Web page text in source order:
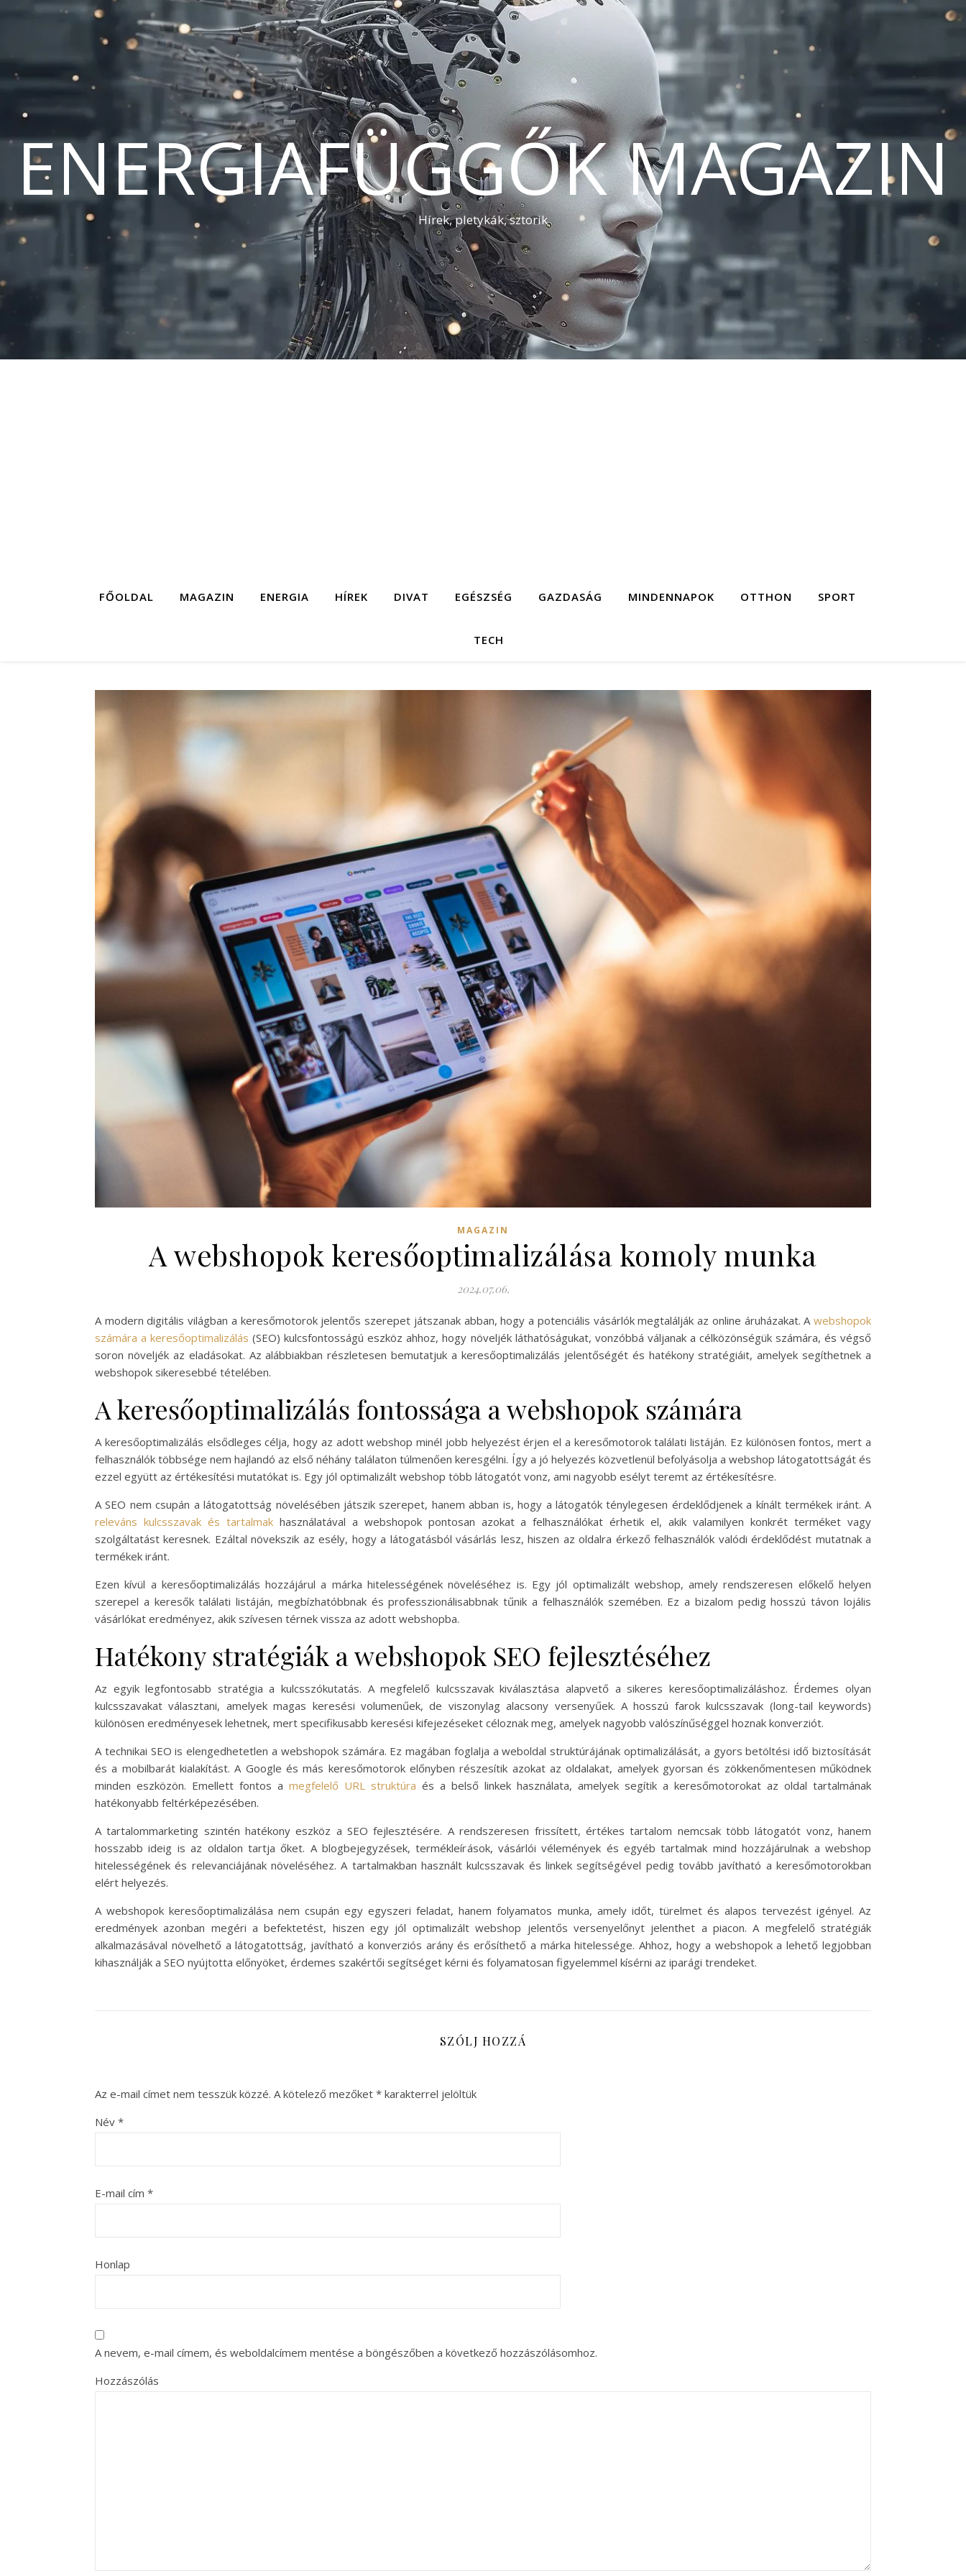
ENERGIAFÜGGŐK MAGAZIN
Hírek, pletykák, sztorik
FŐOLDAL MAGAZIN ENERGIA HÍREK DIVAT EGÉSZSÉG GAZDASÁG MINDENNAPOK OTTHON SPORT
TECH
MAGAZIN
A webshopok keresőoptimalizálása komoly munka
2024.07.06.
A modern digitális világban a keresőmotorok jelentős szerepet játszanak abban, hogy a potenciális vásárlók megtalálják az online áruházakat. A webshopok
számára a keresőoptimalizálás (SEO) kulcsfontosságú eszköz ahhoz, hogy növeljék láthatóságukat, vonzóbbá váljanak a célközönségük számára, és végső
soron növeljék az eladásokat. Az alábbiakban részletesen bemutatjuk a keresőoptimalizálás jelentőségét és hatékony stratégiáit, amelyek segíthetnek a
webshopok sikeresebbé tételében.
A keresőoptimalizálás fontossága a webshopok számára
A keresőoptimalizálás elsődleges célja, hogy az adott webshop minél jobb helyezést érjen el a keresőmotorok találati listáján. Ez különösen fontos, mert a
felhasználók többsége nem hajlandó az első néhány találaton túlmenően keresgélni. Így a jó helyezés közvetlenül befolyásolja a webshop látogatottságát és
ezzel együtt az értékesítési mutatókat is. Egy jól optimalizált webshop több látogatót vonz, ami nagyobb esélyt teremt az értékesítésre.
A SEO nem csupán a látogatottság növelésében játszik szerepet, hanem abban is, hogy a látogatók ténylegesen érdeklődjenek a kínált termékek iránt. A
releváns kulcsszavak és tartalmakhasználatával a webshopok pontosan azokat a felhasználókat érhetik el, akik valamilyen konkrét terméket vagy
szolgáltatást keresnek. Ezáltal növekszik az esély, hogy a látogatásból vásárlás lesz, hiszen az oldalra érkező felhasználók valódi érdeklődést mutatnak a
termékek iránt.
Ezen kívül a keresőoptimalizálás hozzájárul a márka hitelességének növeléséhez is. Egy jól optimalizált webshop, amely rendszeresen előkelő helyen
szerepel a keresők találati listáján, megbízhatóbbnak és professzionálisabbnak tűnik a felhasználók szemében. Ez a bizalom pedig hosszú távon lojális
vásárlókat eredményez, akik szívesen térnek vissza az adott webshopba.
Hatékony stratégiák a webshopok SEO fejlesztéséhez
Az egyik legfontosabb stratégia a kulcsszókutatás. A megfelelő kulcsszavak kiválasztása alapvető a sikeres keresőoptimalizáláshoz. Érdemes olyan
kulcsszavakat választani, amelyek magas keresési volumenűek, de viszonylag alacsony versenyűek. A hosszú farok kulcsszavak (long-tail keywords)
különösen eredményesek lehetnek, mert specifikusabb keresési kifejezéseket céloznak meg, amelyek nagyobb valószínűséggel hoznak konverziót.
A technikai SEO is elengedhetetlen a webshopok számára. Ez magában foglalja a weboldal struktúrájának optimalizálását, a gyors betöltési idő biztosítását
és a mobilbarát kialakítást. A Google és más keresőmotorok előnyben részesítik azokat az oldalakat, amelyek gyorsan és zökkenőmentesen működnek
minden eszközön. Emellett fontos a megfelelő URL struktúra és a belső linkek használata, amelyek segítik a keresőmotorokat az oldal tartalmának
hatékonyabb feltérképezésében.
A tartalommarketing szintén hatékony eszköz a SEO fejlesztésére. A rendszeresen frissített, értékes tartalom nemcsak több látogatót vonz, hanem
hosszabb ideig is az oldalon tartja őket. A blogbejegyzések, termékleírások, vásárlói vélemények és egyéb tartalmak mind hozzájárulnak a webshop
hitelességének és relevanciájának növeléséhez. A tartalmakban használt kulcsszavak és linkek segítségével pedig tovább javítható a keresőmotorokban
elért helyezés.
A webshopok keresőoptimalizálása nem csupán egy egyszeri feladat, hanem folyamatos munka, amely időt, türelmet és alapos tervezést igényel. Az
eredmények azonban megéri a befektetést, hiszen egy jól optimalizált webshop jelentős versenyelőnyt jelenthet a piacon. A megfelelő stratégiák
alkalmazásával növelhető a látogatottság, javítható a konverziós arány és erősíthető a márka hitelessége. Ahhoz, hogy a webshopok a lehető legjobban
kihasználják a SEO nyújtotta előnyöket, érdemes szakértői segítséget kérni és folyamatosan figyelemmel kísérni az iparági trendeket.
SZÓLJ HOZZÁ
Az e-mail címet nem tesszük közzé. A kötelező mezőket * karakterrel jelöltük
Név *
E-mail cím *
Honlap
A nevem, e-mail címem, és weboldalcímem mentése a böngészőben a következő hozzászólásomhoz.
Hozzászólás